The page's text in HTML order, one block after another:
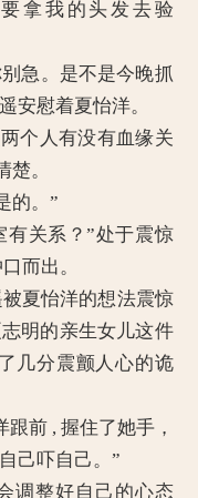
拿我的头发去验
急。是不是今晚抓
安慰着夏怡洋。
个人有没有血缘关
。
的。”
关系？”处于震惊
而出。
夏怡洋的想法震惊
明的亲生女儿这件
几分震颤人心的诡
前 , 握住了她手，
己吓自己。”
整好自己的心态